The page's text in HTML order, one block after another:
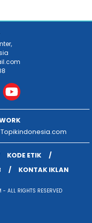
Topikindonesia.com
KODE ETIK
KONTAK IKLAN
ALL RIGHTS RESERVED